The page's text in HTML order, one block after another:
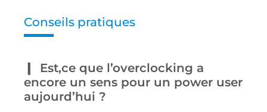
Conseils pratiques
Est,ce que l’overclocking a
encore un sens pour un power user
aujourd’hui ?